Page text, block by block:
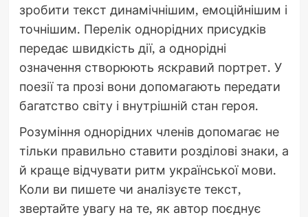
зробити текст динамічнішим, емоційнішим і
точнішим. Перелік однорідних присудків
передає швидкість дії, а однорідні
означення створюють яскравий портрет. У
поезії та прозі вони допомагають передати
багатство світу і внутрішній стан героя.
Розуміння однорідних членів допомагає не
тільки правильно ставити розділові знаки, а
й краще відчувати ритм української мови.
Коли ви пишете чи аналізуєте текст,
звертайте увагу на те, як автор поєднує